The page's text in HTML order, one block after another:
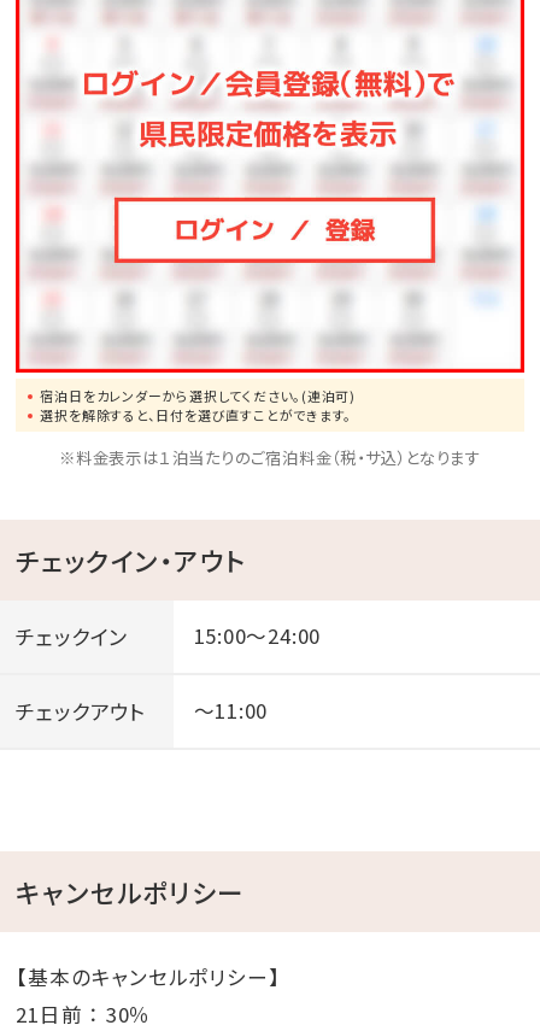
営業時間：14:00-18:00
会場：One Suite THE GRAND 新館1階「BAR天-tin-」
※館内着・客室スリッパ・濡れた服装でのご利用はご遠
慮ください。
※チェックアウト後のご利用はできません。
■Pool■
・本館インフィニティプール
ご利用可能期間：通年
水温：常温（温水管理なし）
・AQUA AREA屋外プール
ご利用可能期間：通年
水温：常温（10月〜3月温水管理/25℃〜30℃）
25台あり（2台以上でお越しの際はご相談ください）予
約不要
宿泊日をカレンダーから選択してください。(連泊可)
選択を解除すると、日付を選び直すことができます。
※料金表示は１泊当たりのご宿泊料金（税・サ込）となります
チェックイン・アウト
チェックイン 15:00～24:00
チェックアウト ～11:00
キャンセルポリシー
【基本のキャンセルポリシー】
21日前 ： 30％